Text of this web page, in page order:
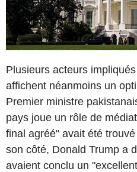
Plusieurs acteurs
affichent néanmoins un
Premier ministre
pays joue un rôle de
final agréé" avait été
son côté, Donald Trump a
avaient conclu un